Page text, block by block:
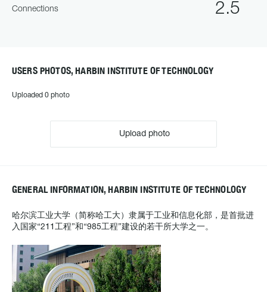
2.5
Connections
USERS PHOTOS, HARBIN INSTITUTE OF TECHNOLOGY
Uploaded 0 photo
Upload photo
GENERAL INFORMATION, HARBIN INSTITUTE OF TECHNOLOGY
哈尔滨工业大学（简称哈工大）隶属于工业和信息化部，是首批进
入国家“211工程”和“985工程”建设的若干所大学之一。